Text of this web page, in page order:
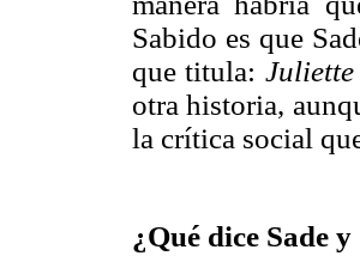
Sabido es que
que titula:
otra historia,
la crítica social
¿Qué dice Sade